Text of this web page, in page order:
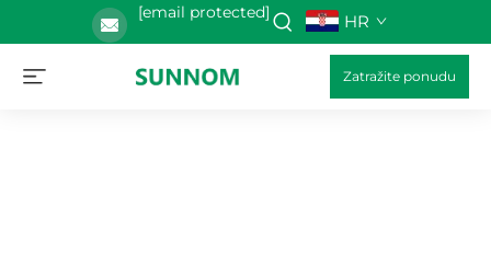
[email protected] HR
Zatražite ponudu